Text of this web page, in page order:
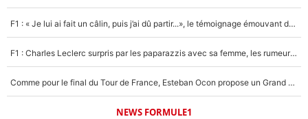
F1 : « Je lui ai fait un câlin, puis j’ai dû partir...», le témoignage émouvant de Max Verstappen sur sa fille
F1 : Charles Leclerc surpris par les paparazzis avec sa femme, les rumeurs étaient vraies !
Comme pour le final du Tour de France, Esteban Ocon propose un Grand Prix de Formule 1 à Paris : «Autour de l’Arc de Triomphe, ce serait génial» !
NEWS FORMULE1